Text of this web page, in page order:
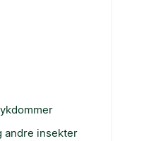
andre insekter